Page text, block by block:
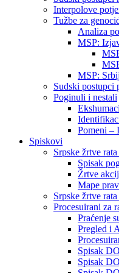
Interpolove
Tužbe za
Analiza
MSP:
MSP:
Sudski postupci
Poginuli i nestali
Pomeni –
Spiskovi
Srpske žrtve
Spisak
Žrtve
Mape
Srpske žrtve
Procesuirani za
Praćenje
Pregled i
Spisak
Spisak